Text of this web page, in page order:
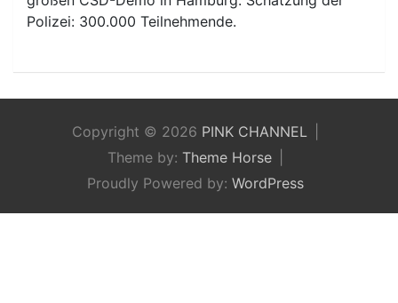
Polizei: 300.000 Teilnehmende.
Copyright © 2026 PINK CHANNEL
Theme by: Theme Horse
Proudly Powered by: WordPress